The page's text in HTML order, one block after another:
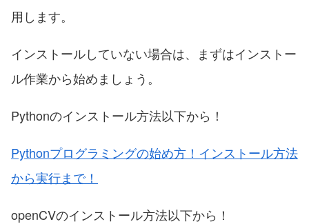
用します。
インストールしていない場合は、まずはインストー
ル作業から始めましょう。
Pythonのインストール方法以下から！
Pythonプログラミングの始め方！インストール方法
から実行まで！
openCVのインストール方法以下から！